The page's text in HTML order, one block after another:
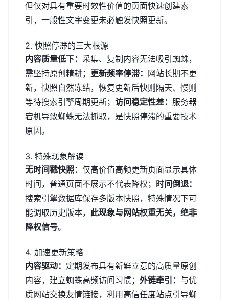
但仅对具有重要时效性价值的页面快速创建索
引，一般性文字变更未必触发快照更新。
2. 快照停滞的三大根源
内容质量低下： 采集、复制内容无法吸引蜘蛛，
需坚持原创精耕； 更新频率停滞： 网站长期不更
新，快照自然冻结，恢复更新后快则隔天、慢则
等待搜索引擎周期更新； 访问稳定性差： 服务器
宕机导致蜘蛛无法抓取，是快照停滞的重要技术
原因。
3. 特殊现象解读
无时间戳快照： 仅高价值高频更新页面显示具体
时间，普通页面不展示不代表降权； 时间倒退：
搜索引擎数据库保存多版本快照，特殊情况下可
能调取历史版本， 此现象与网站权重无关，绝非
降权信号。
4. 加速更新策略
内容驱动： 定期发布具有新鲜立意的高质量原创
内容，建立蜘蛛高频访问习惯； 外链牵引： 与优
质网站交换友情链接，利用高信任度站点引导蜘